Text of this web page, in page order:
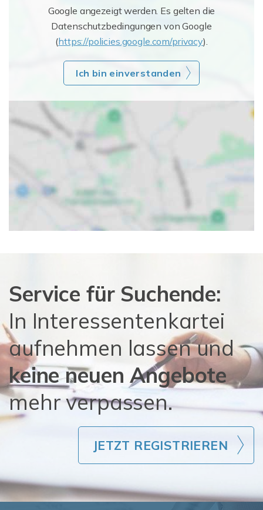
Google angezeigt werden. Es gelten die
Datenschutzbedingungen von Google
(https://policies.google.com/privacy).
Ich bin einverstanden
Service für Suchende:
In Interessentenkartei
aufnehmen lassen und
keine neuen Angebote
mehr verpassen.
JETZT REGISTRIEREN